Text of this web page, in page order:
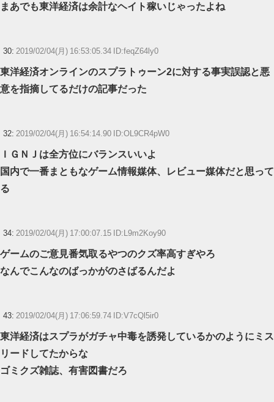
まあでも東洋経済は余計なヘイト稼いじゃったよね
30: 2019/02/04(月) 16:53:05.34 ID:feqZ64ly0
東洋経済オンラインのスプラトゥーン2に対する事実誤認と悪
意を指摘してるだけの記事だった
32: 2019/02/04(月) 16:54:14.90 ID:OL9CR4pW0
ＩＧＮＪは全方位にバランスいいよ
国内で一番まともなゲーム情報媒体、レビュー媒体だと思って
る
34: 2019/02/04(月) 17:00:07.15 ID:L9m2Koy90
ゲームのご意見番気取るやつのクズ率高すぎやろ
なんでこんなのばっかがのさばるんだよ
43: 2019/02/04(月) 17:06:59.74 ID:V7cQl5ir0
東洋経済はスプラがガチャ中毒を誘発しているかのようにミス
リードしてたからな
ゴミクズ雑誌、有害図書だろ